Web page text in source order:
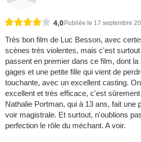
4,0 Publiée le 17 septembre
Très bon film de Luc Besson, avec
scènes très violentes, mais c'est
passent en premier dans ce film, dont
gages et une petite fille qui vient de
touchante, avec un excellent casting.
excellent et très efficace, c'est
Nathalie Portman, qui à 13 ans, fait une
voir magistrale. Et surtout, n'oublions
perfection le rôle du méchant. A voir.